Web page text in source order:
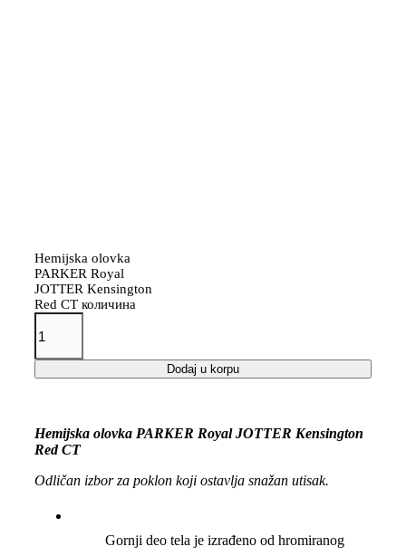
Hemijska olovka
PARKER Royal
JOTTER Kensington
Red CT количина
Dodaj u korpu
Hemijska olovka PARKER Royal JOTTER Kensington
Red CT
Odličan izbor za poklon koji ostavlja snažan utisak.
Gornji deo tela je izrađeno od hromiranog